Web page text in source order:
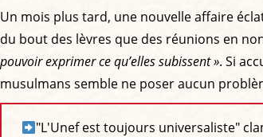
Un mois plus tard, une nouvelle affaire
du bout des lèvres que des réunions en
pouvoir exprimer ce qu’elles subissent ». Si
musulmans semble ne poser aucun
"L'Unef est toujours universaliste"